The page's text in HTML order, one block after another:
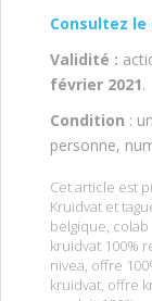
Consultez
Validité :
février 2021.
Condition :
personne,
Cet article est
Kruidvat et
belgique,
kruidvat 100%
nivea, offre
kruidvat, offre